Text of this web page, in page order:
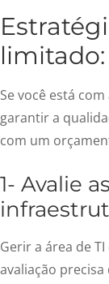
Se você está
garantir a
com um
1- Avalie
Gerir a área de
avaliação